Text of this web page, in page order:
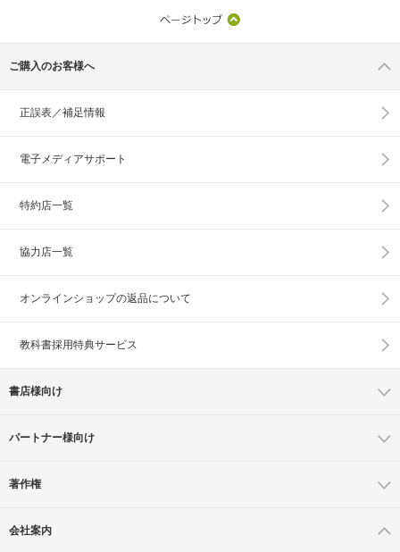
ご購入のお客様へ
正誤表／補足情報
電子メディアサポート
特約店一覧
協力店一覧
オンラインショップの返品について
教科書採用特典サービス
書店様向け
パートナー様向け
著作権
会社案内